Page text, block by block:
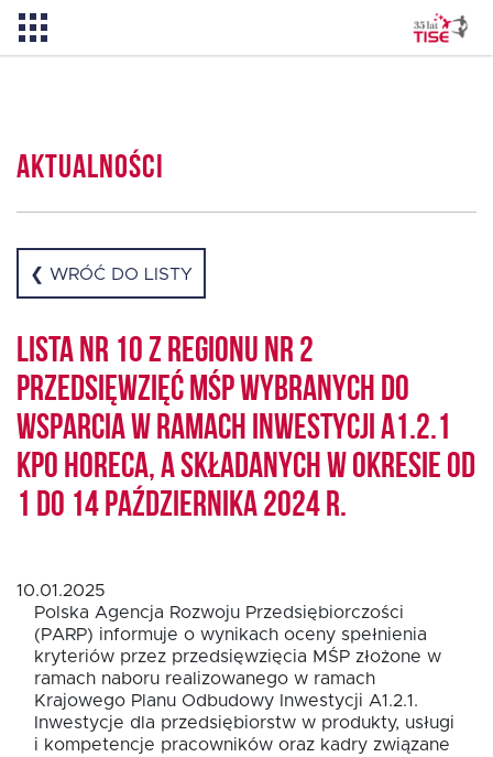
O TISE
Dlaczego TISE?
Pożyczka rozwojowa TISE
Oferta dla MSP
Fundusz FKIS
Rodo
Aktualności
❮ WRÓĆ DO LISTY
Lista nr 10 z Regionu nr 2
przedsięwzięć MŚP wybranych do
wsparcia w ramach inwestycji A1.2.1
KPO HoReCa, a składanych w okresie od
1 do 14 października 2024 r.
10.01.2025
Polska Agencja Rozwoju Przedsiębiorczości
(PARP) informuje o wynikach oceny spełnienia
kryteriów przez przedsięwzięcia MŚP złożone w
ramach naboru realizowanego w ramach
Krajowego Planu Odbudowy Inwestycji A1.2.1.
Inwestycje dla przedsiębiorstw w produkty, usługi
i kompetencje pracowników oraz kadry związane